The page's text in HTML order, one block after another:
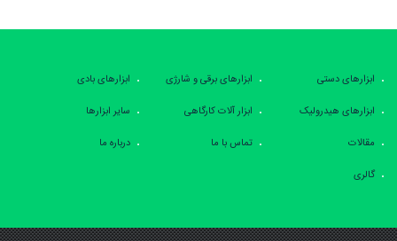
ابزارهای دستی ابزارهای برقی و شارژی
ابزارهای بادی
ابزارهای هیدرولیک
ابزار آلات کارگاهی
سایر ابزارها
مقالات
تماس با ما
درباره ما
گالری